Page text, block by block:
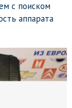
с поиском
аппарата